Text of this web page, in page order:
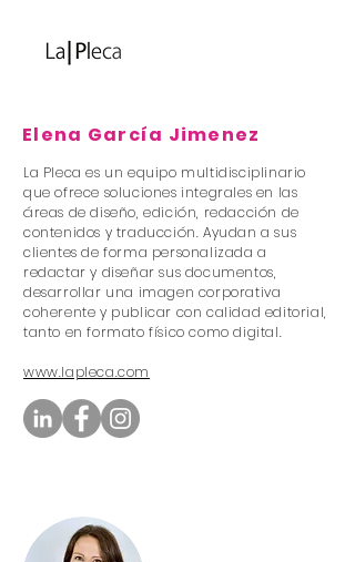
Elena García Jimenez
La Pleca es un equipo multidisciplinario
que ofrece soluciones integrales en las
áreas de diseño, edición, redacción de
contenidos y traducción. Ayudan a sus
clientes de forma personalizada a
redactar y diseñar sus documentos,
desarrollar una imagen corporativa
coherente y publicar con calidad editorial,
tanto en formato físico como digital.
www.lapleca.com